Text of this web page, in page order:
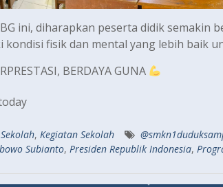
ini, diharapkan peserta didik semakin
kondisi fisik dan mental yang lebih baik
BERDAYA GUNA
, Kegiatan Sekolah
Subianto, Presiden Republik Indonesia,